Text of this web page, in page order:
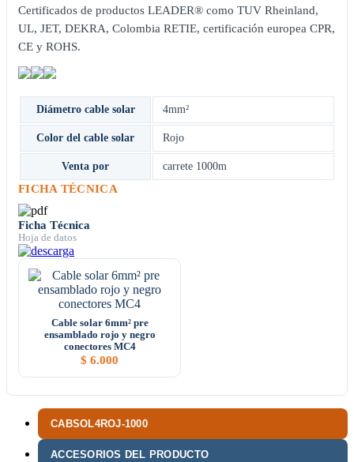
CABSOL4ROJ-1000
ACCESORIOS DEL PRODUCTO
Certificados de productos LEADER® como TUV Rheinland,
UL, JET, DEKRA, Colombia RETIE, certificación europea CPR,
CE y ROHS.
Diámetro cable solar 4mm²
Color del cable solar Rojo
Venta por carrete 1000m
FICHA TÉCNICA
Ficha Técnica
Hoja de datos
Cable solar 6mm² pre
ensamblado rojo y negro
conectores MC4
$ 6.000